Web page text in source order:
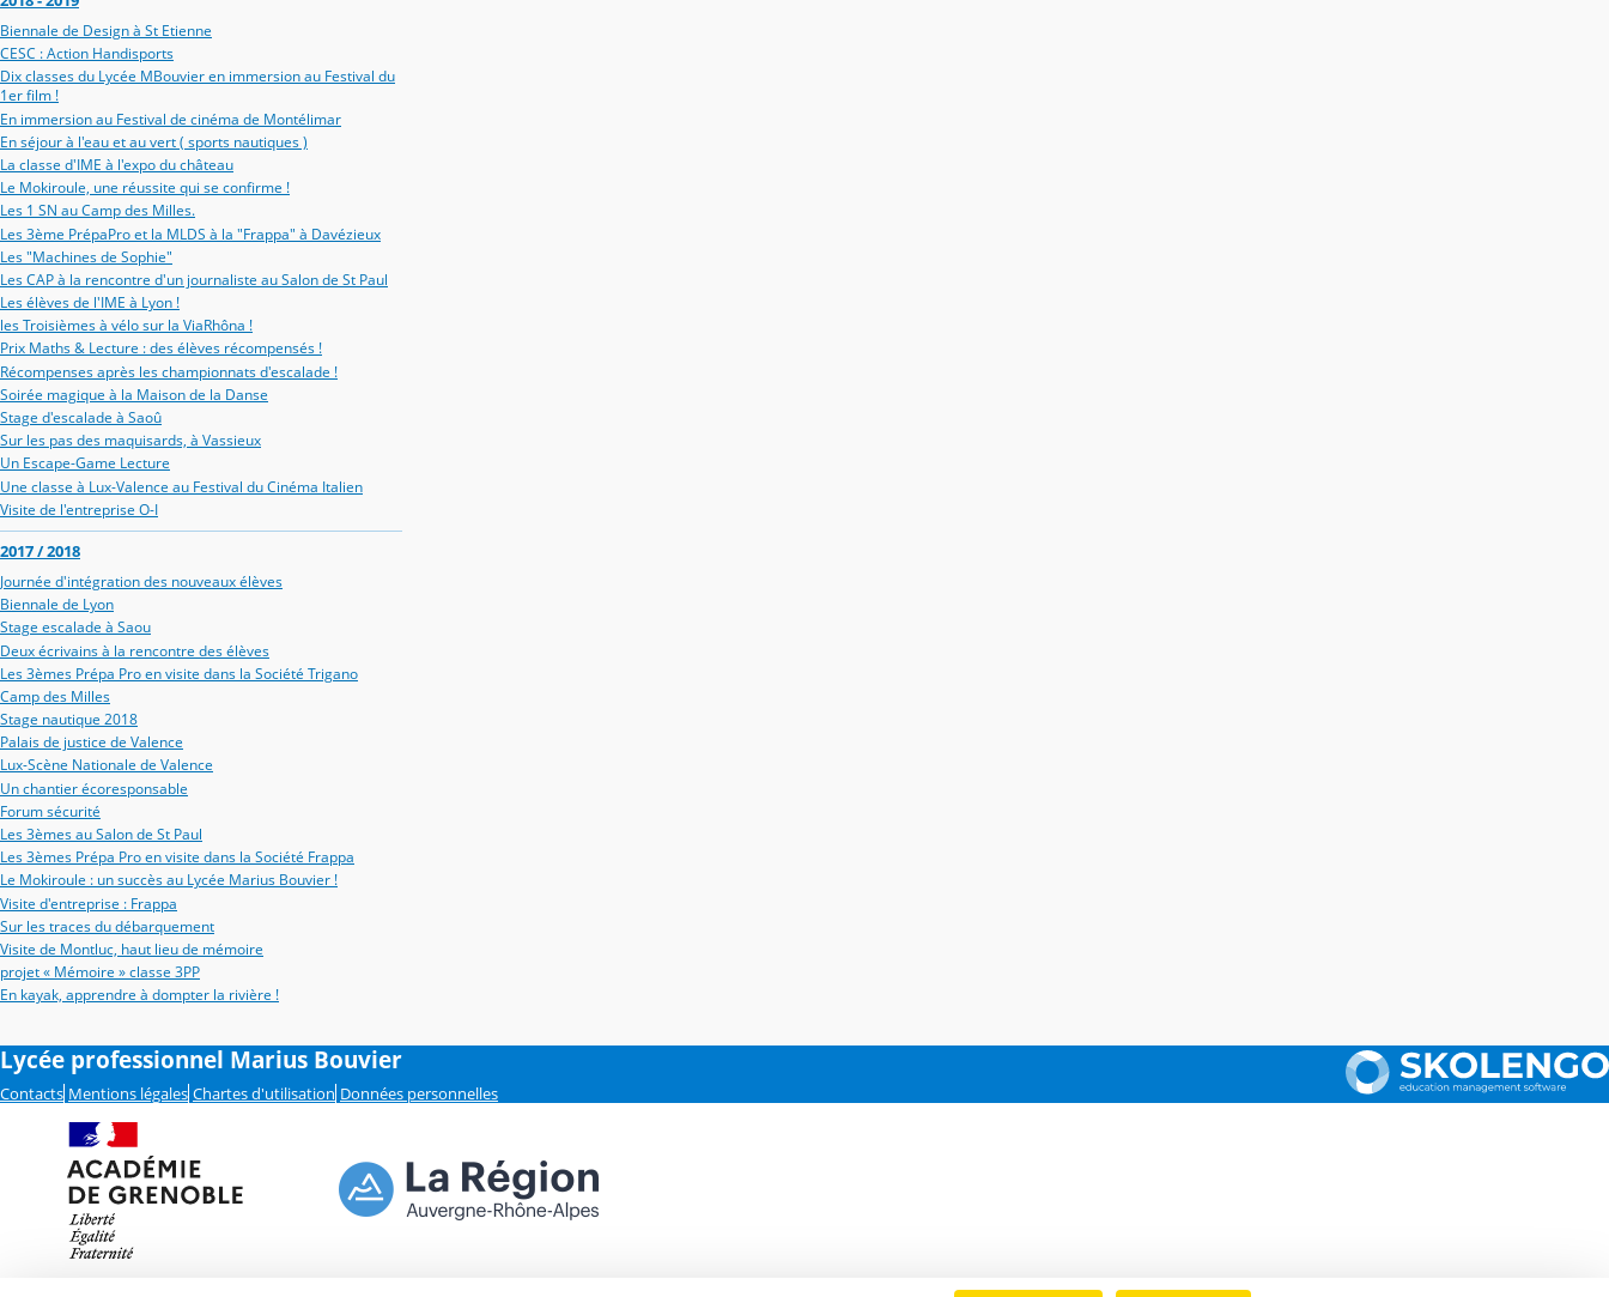
Biennale de Design à St Etienne
CESC : Action Handisports
Dix classes du Lycée MBouvier en immersion au Festival du
1er film !
En immersion au Festival de cinéma de Montélimar
En séjour à l'eau et au vert ( sports nautiques )
La classe d'IME à l'expo du château
Le Mokiroule, une réussite qui se confirme !
Les 1 SN au Camp des Milles.
Les 3ème PrépaPro et la MLDS à la "Frappa" à Davézieux
Les "Machines de Sophie"
Les CAP à la rencontre d'un journaliste au Salon de St Paul
Les élèves de l'IME à Lyon !
les Troisièmes à vélo sur la ViaRhôna !
Prix Maths & Lecture : des élèves récompensés !
Récompenses après les championnats d'escalade !
Soirée magique à la Maison de la Danse
Stage d'escalade à Saoû
Sur les pas des maquisards, à Vassieux
Un Escape-Game Lecture
Une classe à Lux-Valence au Festival du Cinéma Italien
Visite de l'entreprise O-I
2017 / 2018
Journée d'intégration des nouveaux élèves
Biennale de Lyon
Stage escalade à Saou
Deux écrivains à la rencontre des élèves
Les 3èmes Prépa Pro en visite dans la Société Trigano
Camp des Milles
Stage nautique 2018
Palais de justice de Valence
Lux-Scène Nationale de Valence
Un chantier écoresponsable
Forum sécurité
Les 3èmes au Salon de St Paul
Les 3èmes Prépa Pro en visite dans la Société Frappa
Le Mokiroule : un succès au Lycée Marius Bouvier !
Visite d'entreprise : Frappa
Sur les traces du débarquement
Visite de Montluc, haut lieu de mémoire
projet « Mémoire » classe 3PP
En kayak, apprendre à dompter la rivière !
Lycée professionnel Marius Bouvier
Contacts Mentions légales Chartes d'utilisation Données personnelles